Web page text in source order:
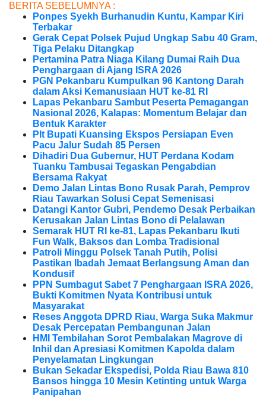
BERITA SEBELUMNYA :
Ponpes Syekh Burhanudin Kuntu, Kampar Kiri
Terbakar
Gerak Cepat Polsek Pujud Ungkap Sabu 40 Gram,
Tiga Pelaku Ditangkap
Pertamina Patra Niaga Kilang Dumai Raih Dua
Penghargaan di Ajang ISRA 2026
PGN Pekanbaru Kumpulkan 96 Kantong Darah
dalam Aksi Kemanusiaan HUT ke-81 RI
Lapas Pekanbaru Sambut Peserta Pemagangan
Nasional 2026, Kalapas: Momentum Belajar dan
Bentuk Karakter
Plt Bupati Kuansing Ekspos Persiapan Even
Pacu Jalur Sudah 85 Persen
Dihadiri Dua Gubernur, HUT Perdana Kodam
Tuanku Tambusai Tegaskan Pengabdian
Bersama Rakyat
Demo Jalan Lintas Bono Rusak Parah, Pemprov
Riau Tawarkan Solusi Cepat Semenisasi
Datangi Kantor Gubri, Pendemo Desak Perbaikan
Kerusakan Jalan Lintas Bono di Pelalawan
Semarak HUT RI ke-81, Lapas Pekanbaru Ikuti
Fun Walk, Baksos dan Lomba Tradisional
Patroli Minggu Polsek Tanah Putih, Polisi
Pastikan Ibadah Jemaat Berlangsung Aman dan
Kondusif
PPN Sumbagut Sabet 7 Penghargaan ISRA 2026,
Bukti Komitmen Nyata Kontribusi untuk
Masyarakat
Reses Anggota DPRD Riau, Warga Suka Makmur
Desak Percepatan Pembangunan Jalan
HMI Tembilahan Sorot Pembalakan Magrove di
Inhil dan Apresiasi Komitmen Kapolda dalam
Penyelamatan Lingkungan
Bukan Sekadar Ekspedisi, Polda Riau Bawa 810
Bansos hingga 10 Mesin Ketinting untuk Warga
Panipahan